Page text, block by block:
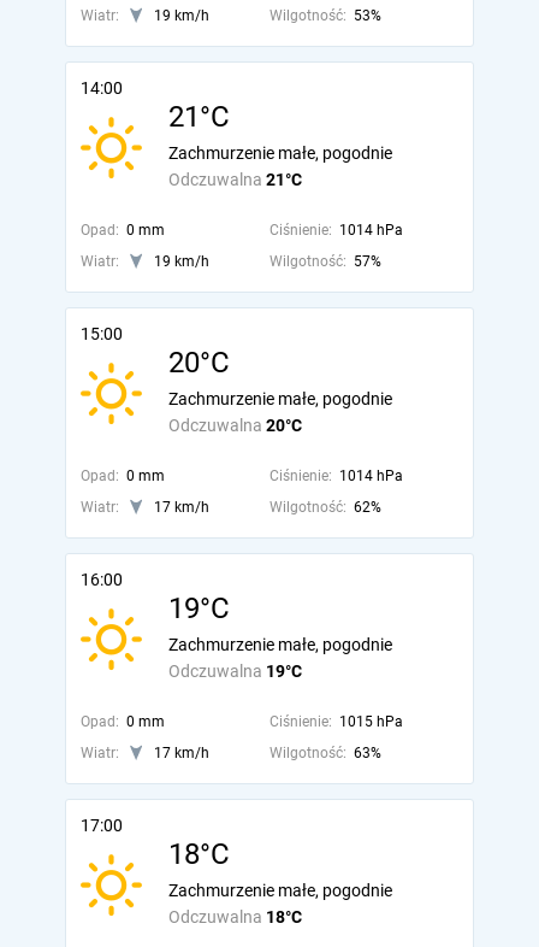
Wiatr:
19 km/h Wilgotność: 53%
14:00
21°C
Odczuwalna 21°C
Zachmurzenie małe, pogodnie
Opad: 0 mm Ciśnienie: 1014 hPa
Wiatr:
19 km/h Wilgotność: 57%
15:00
20°C
Odczuwalna 20°C
Zachmurzenie małe, pogodnie
Opad: 0 mm Ciśnienie: 1014 hPa
Wiatr:
17 km/h Wilgotność: 62%
16:00
19°C
Odczuwalna 19°C
Zachmurzenie małe, pogodnie
Opad: 0 mm Ciśnienie: 1015 hPa
Wiatr:
17 km/h Wilgotność: 63%
17:00
18°C
Odczuwalna 18°C
Zachmurzenie małe, pogodnie